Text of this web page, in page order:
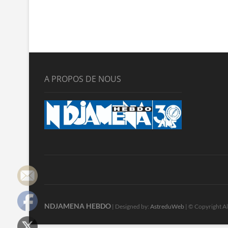
A PROPOS DE NOUS
NDJAMENA HEBDO | Designed by: AstreduWeb | © Copyright